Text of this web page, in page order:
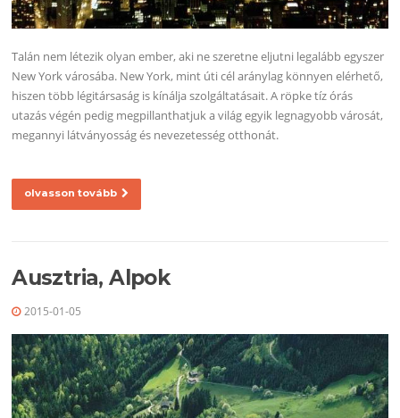
Talán nem létezik olyan ember, aki ne szeretne eljutni legalább egyszer
New York városába. New York, mint úti cél aránylag könnyen elérhető,
hiszen több légitársaság is kínálja szolgáltatásait. A röpke tíz órás
utazás végén pedig megpillanthatjuk a világ egyik legnagyobb városát,
megannyi látványosság és nevezetesség otthonát.
olvasson tovább
Ausztria, Alpok
2015-01-05